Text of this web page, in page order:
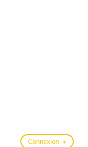
Connexion ▾